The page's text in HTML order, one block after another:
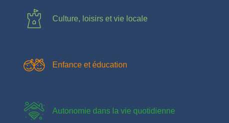
Culture, loisirs et vie locale
Enfance et éducation
Autonomie dans la vie quotidienne